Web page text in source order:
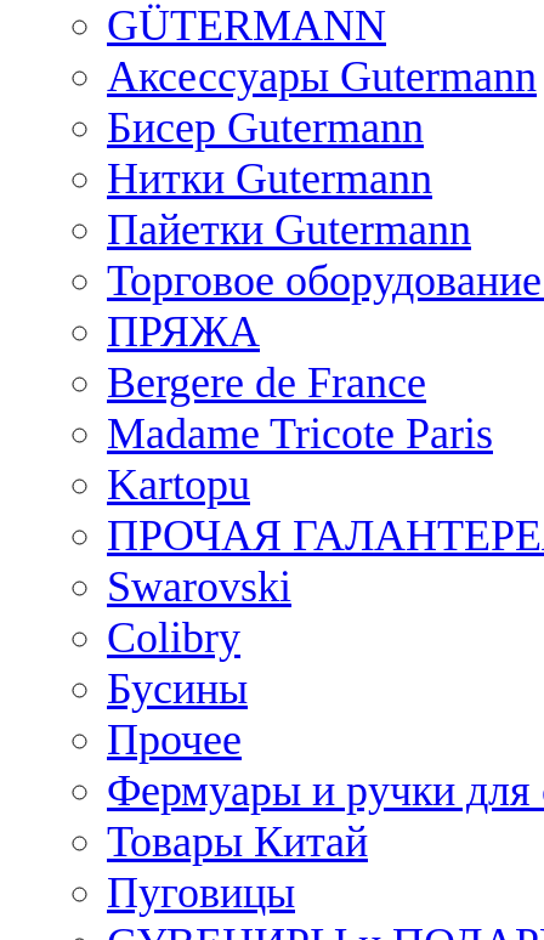
GÜTERMANN
Аксессуары Gutermann
Бисер Gutermann
Нитки Gutermann
Пайетки Gutermann
Торговое
ПРЯЖА
Bergere de France
Madame Tricote Paris
Kartopu
ПРОЧАЯ
Swarovski
Colibry
Бусины
Прочее
Фермуары и ручки для
Товары Китай
Пуговицы